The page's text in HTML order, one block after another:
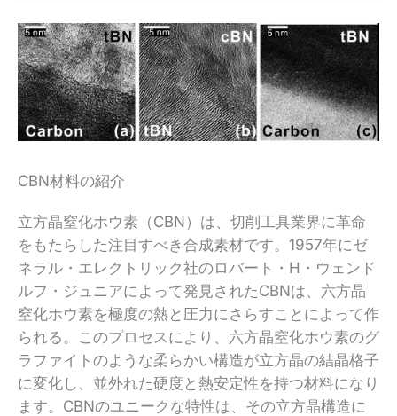
CBN材料の紹介
立方晶窒化ホウ素（CBN）は、切削工具業界に革命
をもたらした注目すべき合成素材です。1957年にゼ
ネラル・エレクトリック社のロバート・H・ウェンド
ルフ・ジュニアによって発見されたCBNは、六方晶
窒化ホウ素を極度の熱と圧力にさらすことによって作
られる。このプロセスにより、六方晶窒化ホウ素のグ
ラファイトのような柔らかい構造が立方晶の結晶格子
に変化し、並外れた硬度と熱安定性を持つ材料になり
ます。CBNのユニークな特性は、その立方晶構造に